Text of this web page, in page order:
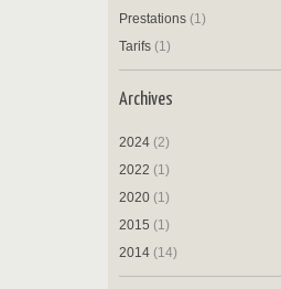
Prestations (1)
Tarifs (1)
Archives
2024 (2)
2022 (1)
2020 (1)
2015 (1)
2014 (14)